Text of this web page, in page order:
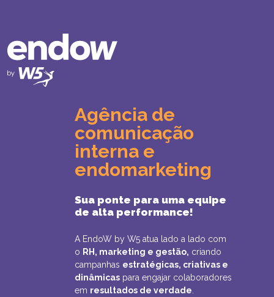
Agência de
comunicação
interna e
endomarketing
Sua ponte para uma equipe
de alta performance!
A EndoW by W5 atua lado a lado com
o RH, marketing e gestão, criando
campanhas estratégicas, criativas e
dinâmicas para engajar colaboradores
em resultados de verdade